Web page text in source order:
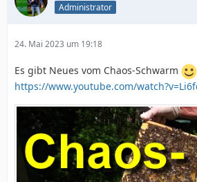
Administrator
24. Mai 2023 um 19:18
Es gibt Neues vom Chaos-Schwarm
https://www.youtube.com/